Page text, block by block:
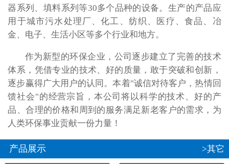
器系列、填料系列等30多个品种的设备。生产的产品应
用于城市污水处理厂、化工、纺织、医疗、食品、冶
金、电子、生活小区等多个行业和地方。
作为新型的环保企业，公司逐步建立了完善的技术
体系，凭借专业的技术、好的质量，敢于突破和创新，
逐步赢得广大用户的认同。本着"诚信对待客户，热情回
馈社会"的经营宗旨，本公司将以科学的技术、好的产
品、合理的价格和周到的服务满足新老客户的需求，为
人类环保事业贡献一份力量！
产品展示 >其它